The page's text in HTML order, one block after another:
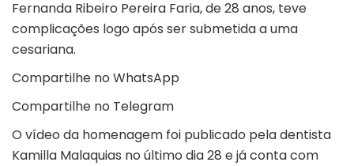
Fernanda Ribeiro Pereira Faria, de 28 anos, teve
complicações logo após ser submetida a uma
cesariana.
Compartilhe no WhatsApp
Compartilhe no Telegram
O vídeo da homenagem foi publicado pela dentista
Kamilla Malaquias no último dia 28 e já conta com